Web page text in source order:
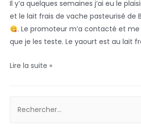
Il y’a quelques semaines j’ai eu le
et le lait frais de vache pasteurisé de
. Le promoteur m’a contacté et
que je les teste. Le yaourt est au lait
Lire la suite »